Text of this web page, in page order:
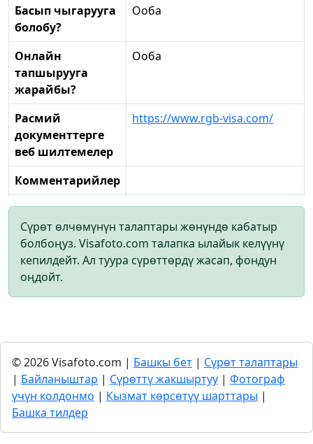
Басып чыгарууга
болобу?
Ооба
Онлайн
тапшырууга
жарайбы?
Ооба
Расмий
документтерге
веб шилтемелер
https://www.rgb-visa.com/
Комментарийлер
Сүрөт өлчөмүнүн талаптары жөнүндө кабатыр
болбоңуз. Visafoto.com талапка ылайык келүүнү
кепилдейт. Ал туура сүрөттөрдү жасап, фондун
оңдойт.
© 2026 Visafoto.com | Башкы бет | Сүрөт талаптары
| Байланыштар | Сүрөттү жакшыртуу | Фотограф
үчүн колдонмо | Кызмат көрсөтүү шарттары |
Башка тилдер